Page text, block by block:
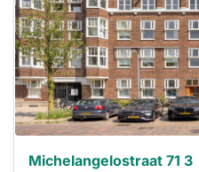
minuten
reageren.
Stekkies helpt
je hierbij!
Michelangelostraat 71 3